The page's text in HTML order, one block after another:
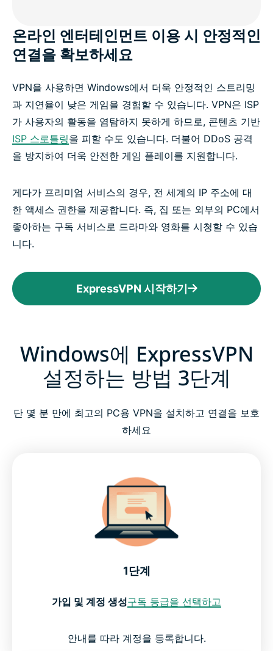
온라인 엔터테인먼트 이용 시 안정적인
연결을 확보하세요
VPN을 사용하면 Windows에서 더욱 안정적인 스트리밍
과 지연율이 낮은 게임을 경험할 수 있습니다. VPN은 ISP
가 사용자의 활동을 염탐하지 못하게 하므로, 콘텐츠 기반
ISP 스로틀링을 피할 수도 있습니다. 더불어 DDoS 공격
을 방지하여 더욱 안전한 게임 플레이를 지원합니다.
게다가 프리미엄 서비스의 경우, 전 세계의 IP 주소에 대
한 액세스 권한을 제공합니다. 즉, 집 또는 외부의 PC에서
좋아하는 구독 서비스로 드라마와 영화를 시청할 수 있습
니다.
ExpressVPN 시작하기
Windows에 ExpressVPN
설정하는 방법 3단계
단 몇 분 만에 최고의 PC용 VPN을 설치하고 연결을 보호
하세요
1단계
가입 및 계정 생성구독 등급을 선택하고
안내를 따라 계정을 등록합니다.